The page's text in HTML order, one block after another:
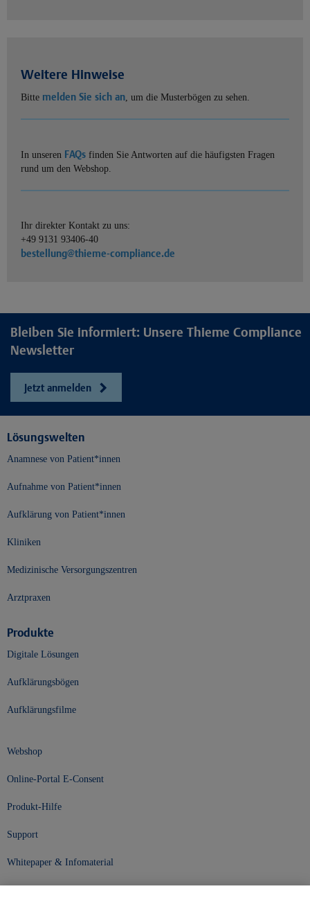
Weitere Hinweise
Bitte melden Sie sich an, um die Musterbögen zu sehen.
In unseren FAQs finden Sie Antworten auf die häufigsten Fragen
rund um den Webshop.
Ihr direkter Kontakt zu uns:
+49 9131 93406-40
bestellung@thieme-compliance.de
Bleiben Sie informiert: Unsere Thieme Compliance
Newsletter
Jetzt anmelden
Lösungswelten
Anamnese von Patient*innen
Aufnahme von Patient*innen
Aufklärung von Patient*innen
Kliniken
Medizinische Versorgungszentren
Arztpraxen
Produkte
Digitale Lösungen
Aufklärungsbögen
Aufklärungsfilme
Webshop
Online-Portal E-Consent
Produkt-Hilfe
Support
Whitepaper & Infomaterial